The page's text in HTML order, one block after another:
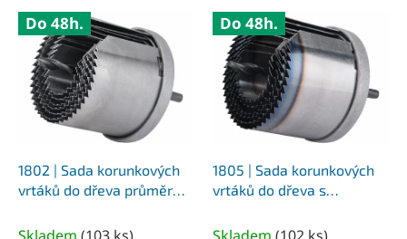
V
Do 48h.
1802 | Sada korunkových
vrtáků do dřeva průměr
mm, hĺbka vŕtania 50 mm,
Do 48h.
1805 | Sada korunkových
vrtáků do dřeva s
32-38-45-50-56-63 mm,